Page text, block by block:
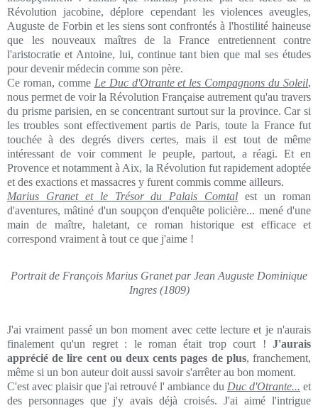
Révolution jacobine, déplore cependant les violences aveugles,
Auguste de Forbin et les siens sont confrontés à l'hostilité haineuse
que les nouveaux maîtres de la France entretiennent contre
l'aristocratie et Antoine, lui, continue tant bien que mal ses études
pour devenir médecin comme son père.
Ce roman, comme Le Duc d'Otrante et les Compagnons du Soleil,
nous permet de voir la Révolution Française autrement qu'au travers
du prisme parisien, en se concentrant surtout sur la province. Car si
les troubles sont effectivement partis de Paris, toute la France fut
touchée à des degrés divers certes, mais il est tout de même
intéressant de voir comment le peuple, partout, a réagi. Et en
Provence et notamment à Aix, la Révolution fut rapidement adoptée
et des exactions et massacres y furent commis comme ailleurs.
Marius Granet et le Trésor du Palais Comtal est un roman
d'aventures, mâtiné d'un soupçon d'enquête policière... mené d'une
main de maître, haletant, ce roman historique est efficace et
correspond vraiment à tout ce que j'aime !
Portrait de François Marius Granet par Jean Auguste Dominique
Ingres (1809)
J'ai vraiment passé un bon moment avec cette lecture et je n'aurais
finalement qu'un regret : le roman était trop court ! J'aurais
apprécié de lire cent ou deux cents pages de plus, franchement,
même si un bon auteur doit aussi savoir s'arrêter au bon moment.
C'est avec plaisir que j'ai retrouvé l' ambiance du Duc d'Otrante... et
des personnages que j'y avais déjà croisés. J'ai aimé l'intrigue